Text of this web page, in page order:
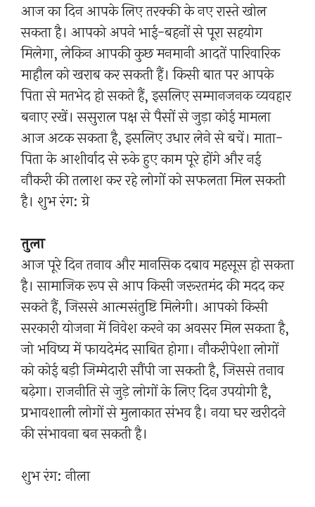
आज का दिन आपके लिए तरक्की के नए रास्ते खोल
सकता है। आपको अपने भाई-बहनों से पूरा सहयोग
मिलेगा, लेकिन आपकी कुछ मनमानी आदतें पारिवारिक
माहौल को खराब कर सकती हैं। किसी बात पर आपके
पिता से मतभेद हो सकते हैं, इसलिए सम्मानजनक व्यवहार
बनाए रखें। ससुराल पक्ष से पैसों से जुड़ा कोई मामला
आज अटक सकता है, इसलिए उधार लेने से बचें। माता-
पिता के आशीर्वाद से रुके हुए काम पूरे होंगे और नई
नौकरी की तलाश कर रहे लोगों को सफलता मिल सकती
है। शुभ रंग: ग्रे
तुला
आज पूरे दिन तनाव और मानसिक दबाव महसूस हो सकता
है। सामाजिक रूप से आप किसी जरूरतमंद की मदद कर
सकते हैं, जिससे आत्मसंतुष्टि मिलेगी। आपको किसी
सरकारी योजना में निवेश करने का अवसर मिल सकता है,
जो भविष्य में फायदेमंद साबित होगा। नौकरीपेशा लोगों
को कोई बड़ी जिम्मेदारी सौंपी जा सकती है, जिससे तनाव
बढ़ेगा। राजनीति से जुड़े लोगों के लिए दिन उपयोगी है,
प्रभावशाली लोगों से मुलाकात संभव है। नया घर खरीदने
की संभावना बन सकती है।
शुभ रंग: नीला